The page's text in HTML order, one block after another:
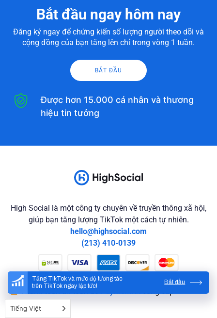
Tăng TikTok và mức độ tương tác
trên TikTok ngay lập tức!
Bắt đầu
Bắt đầu ngay hôm nay
Đăng ký ngay để chứng kiến số lượng người theo dõi và
cộng đồng của bạn tăng lên chỉ trong vòng 1 tuần.
BẮT ĐẦU
Được hơn 15.000 cá nhân và thương
hiệu tin tưởng
High Social là một công ty chuyên về truyền thông xã hội,
giúp bạn tăng lượng TikTok một cách tự nhiên.
hello@highsocial.com
(213) 410-0139
Thanh toán an toàn doPaymentKitcung cấp
Tiếng Việt